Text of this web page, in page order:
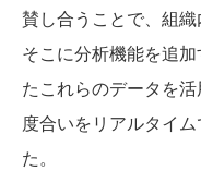
賛し合うことで、組織
そこに分析機能を追
たこれらのデータを
度合いをリアルタイ
た。